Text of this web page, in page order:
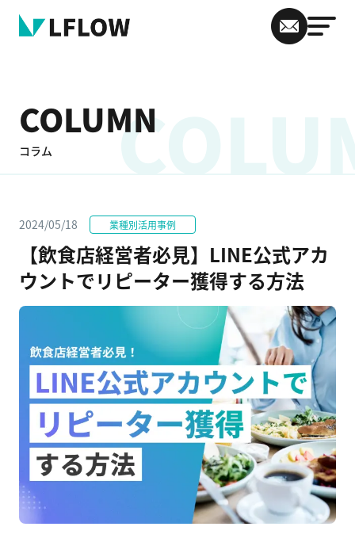
COLUMN
コラム
2024/05/18 業種別活用事例
【飲食店経営者必見】LINE公式アカ
ウントでリピーター獲得する方法